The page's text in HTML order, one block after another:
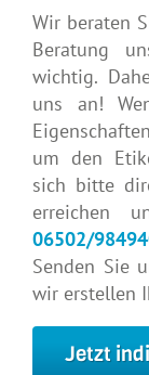
Wir beraten
Beratung
wichtig.
uns an!
um den
sich bitte
erreichen
06502/
Senden Sie
wir erstellen
Jetzt